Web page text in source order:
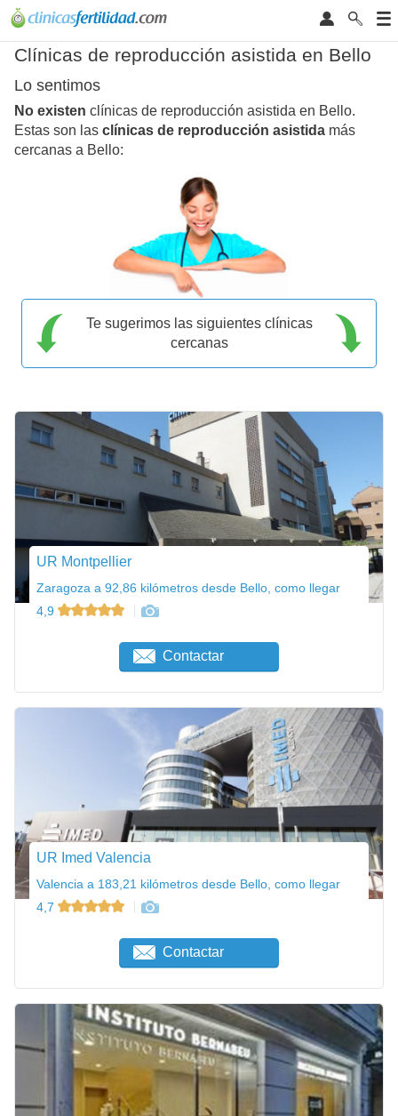
Clínicas de reproducción asistida en Bello
Lo sentimos
No existen clínicas de reproducción asistida en Bello.
Estas son las clínicas de reproducción asistida más
cercanas a Bello:
Te sugerimos las siguientes clínicas
cercanas
UR Montpellier
Zaragoza a 92,86 kilómetros desde Bello, como llegar
4,9
Contactar
UR Imed Valencia
Valencia a 183,21 kilómetros desde Bello, como llegar
4,7
Contactar